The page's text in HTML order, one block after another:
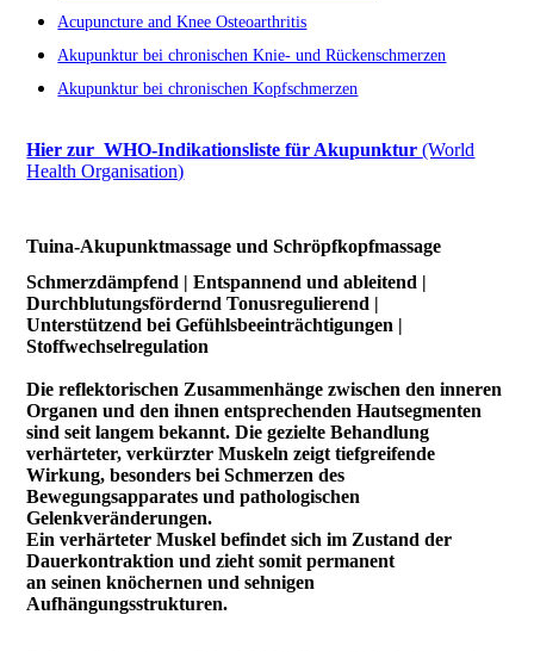
Acupuncture and Knee Osteoarthritis
Akupunktur bei chronischen Knie- und Rückenschmerzen
Akupunktur bei chronischen Kopfschmerzen
Hier zur WHO-Indikationsliste für Akupunktur(World
Health Organisation)
Tuina-Akupunktmassage und Schröpfkopfmassage
Schmerzdämpfend | Entspannend und ableitend |
Durchblutungsfördernd Tonusregulierend |
Unterstützend bei Gefühlsbeeinträchtigungen |
Stoffwechselregulation
Die reflektorischen Zusammenhänge zwischen den inneren
Organen und den ihnen entsprechenden Hautsegmenten
sind seit langem bekannt. Die gezielte Behandlung
verhärteter, verkürzter Muskeln zeigt tiefgreifende
Wirkung, besonders bei Schmerzen des
Bewegungsapparates und pathologischen
Gelenkveränderungen.
Ein verhärteter Muskel befindet sich im Zustand der
Dauerkontraktion und zieht somit permanent
an seinen knöchernen und sehnigen
Aufhängungsstrukturen.